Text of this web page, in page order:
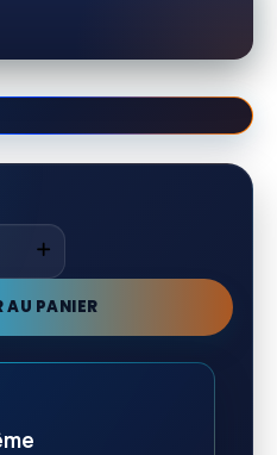
AU PANIER